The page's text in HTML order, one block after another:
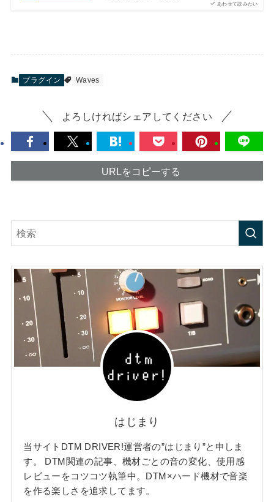
あわせて読みたい
プラグイン Waves
よろしければシェアしてください
URLをコピーする
はじまり
当サイトDTM DRIVER!運営者の”はじまり”と申しま
す。 DTM関連の記事、機材ごとの音の変化、使用感
レビューをコツコツ執筆中。DTM×ハード機材で音楽
を作る楽しさを追求してます。